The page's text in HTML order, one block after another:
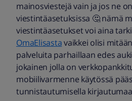
mainosviestejä vain ja jos ne
viestintäasetuksissa 🤔 nämä
viestintäasetukset voi aina
OmaElisastavaikkei olisi
palveluita parhaillaan edes
jokainen jolla on
mobiilivarmenne käytössä
tunnistautumisella